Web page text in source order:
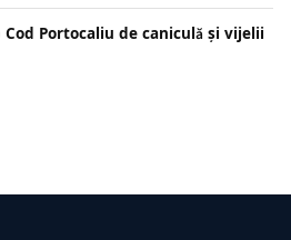
Portocaliu de caniculă și vijelii